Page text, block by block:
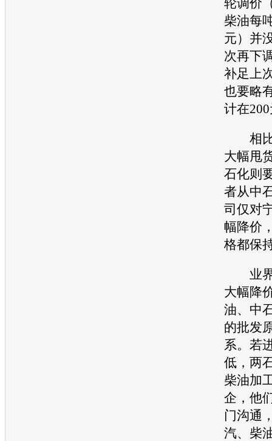
轮调价
柴油每
元）并
次再下
补足上
也要略
计在
相比
大幅甩
石化则
者从中
司仅对
幅降价
格都保
业界
大幅降
油、中
的批发
系。若
低，两
柴油加
企，他
门沟通
汽、柴